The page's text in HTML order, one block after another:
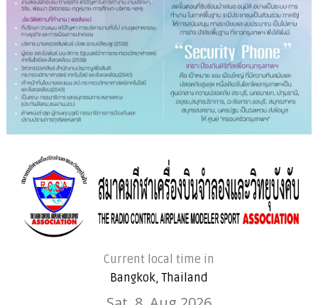
Current local time in
Bangkok, Thailand